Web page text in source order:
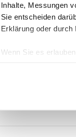
Inhalte, Messungen
Sie entscheiden
Erklärung oder
Wenn Sie es
Erfahren Sie mehr
Wir verwenden